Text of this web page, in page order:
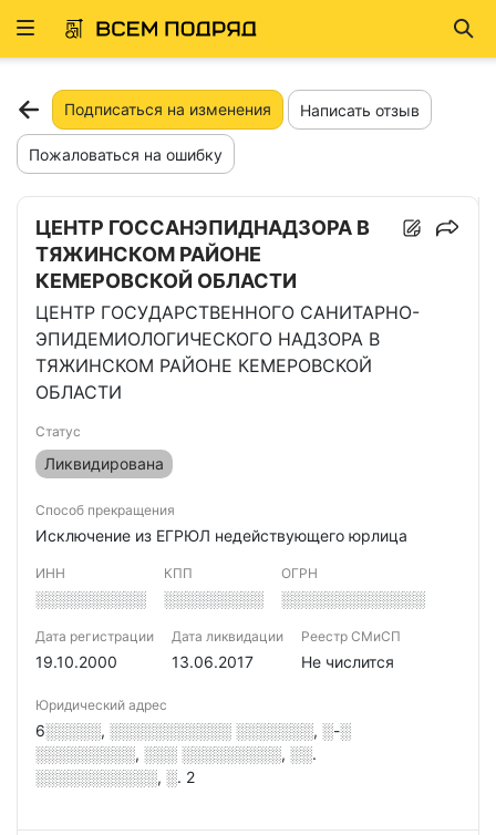
Развернуть
Подписаться на изменения Написать отзыв
Пожаловаться на ошибку
ЦЕНТР ГОССАНЭПИДНАДЗОРА В
ТЯЖИНСКОМ РАЙОНЕ
КЕМЕРОВСКОЙ ОБЛАСТИ
ЦЕНТР ГОСУДАРСТВЕННОГО САНИТАРНО-
ЭПИДЕМИОЛОГИЧЕСКОГО НАДЗОРА В
ТЯЖИНСКОМ РАЙОНЕ КЕМЕРОВСКОЙ
ОБЛАСТИ
Статус
Ликвидирована
Способ прекращения
Исключение из ЕГРЮЛ недействующего юрлица
ИНН
░░░░░░░░░░
КПП
░░░░░░░░░
ОГРН
░░░░░░░░░░░░░
Дата регистрации
19.10.2000
Дата ликвидации
13.06.2017
Реестр СМиСП
Не числится
Юридический адрес
6░░░░░, ░░░░░░░░░░░ ░░░░░░░, ░-░
░░░░░░░░░, ░░░ ░░░░░░░░░, ░░.
░░░░░░░░░░░, ░. 2